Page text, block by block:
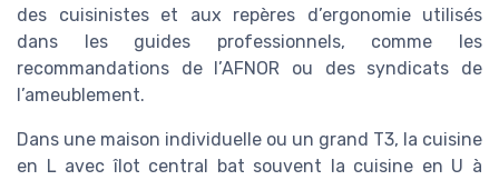
des cuisinistes et aux repères d’ergonomie utilisés
dans les guides professionnels, comme les
recommandations de l’AFNOR ou des syndicats de
l’ameublement.
Dans une maison individuelle ou un grand T3, la cuisine
en L avec îlot central bat souvent la cuisine en U à